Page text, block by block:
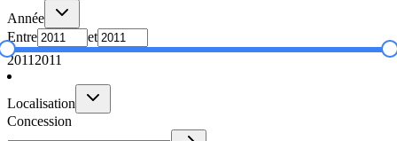
Année
Entre
et
2011 2011
Localisation
Concession